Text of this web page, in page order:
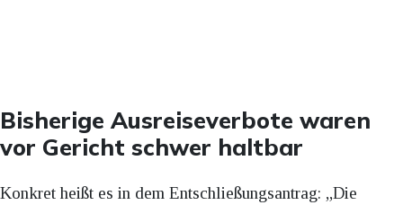
Bisherige Ausreiseverbote waren
vor Gericht schwer haltbar
Konkret heißt es in dem Entschließungsantrag: „Die